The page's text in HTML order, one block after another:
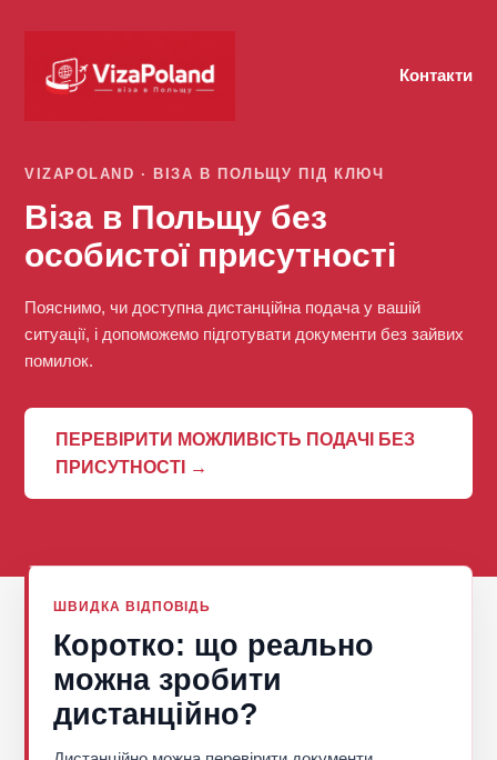
Контакти
VIZAPOLAND · ВІЗА В ПОЛЬЩУ ПІД КЛЮЧ
Віза в Польщу без
особистої присутності
Пояснимо, чи доступна дистанційна подача у вашій
ситуації, і допоможемо підготувати документи без зайвих
помилок.
ПЕРЕВІРИТИ МОЖЛИВІСТЬ ПОДАЧІ БЕЗ
ПРИСУТНОСТІ →
ШВИДКА ВІДПОВІДЬ
Коротко: що реально
можна зробити
дистанційно?